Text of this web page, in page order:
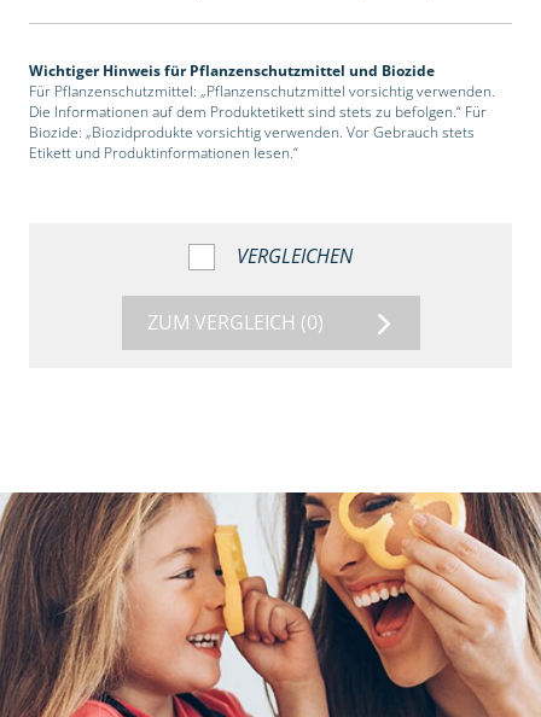
Wichtiger Hinweis für Pflanzenschutzmittel und Biozide
Für Pflanzenschutzmittel: „Pflanzenschutzmittel vorsichtig verwenden.
Die Informationen auf dem Produktetikett sind stets zu befolgen.“ Für
Biozide: „Biozidprodukte vorsichtig verwenden. Vor Gebrauch stets
Etikett und Produktinformationen lesen.“
VERGLEICHEN
ZUM VERGLEICH (0)